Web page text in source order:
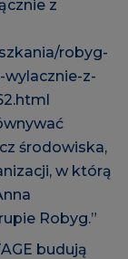
z
robyg-
z-
środowiska,
w którą
Robyg.”
budują